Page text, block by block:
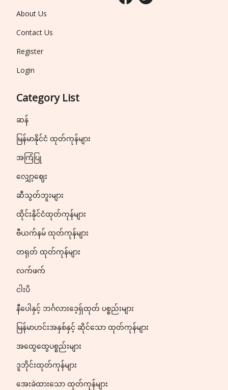
About Us
Contact Us
Register
Login
Category List
ဆန်
မြန်မာနိုင်ငံ ထုတ်ကုန်များ
အကြံပြု
လျှော့ဈေး
ဆီသွတ်ဘူးများ
ထိုင်းနိုင်ငံထုတ်ကုန်များ
ဗီယက်နမ် ထုတ်ကုန်များ
တရုတ် ထုတ်ကုန်များ
လက်ဖက်
ငါးပိ
နီပေါနှင့် ဘင်္ဂလားဒေ့ရှ်ထုတ် ပစ္စည်းများ
မြန်မာဟင်းအနှစ်နှင့် ဆိုင်သော ထုတ်ကုန်များ
အထွေထွေပစ္စည်းများ
ဒူဘိုင်းထုတ်ကုန်များ
အေးခဲထားသော ထုတ်ကုန်များ